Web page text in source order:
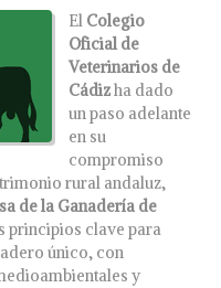
El Colegio
Oficial de
Veterinarios de
Cádizha dado
un paso adelante
en su
compromiso
rural andaluz,
de la Ganadería de
principios clave para
único, con
y